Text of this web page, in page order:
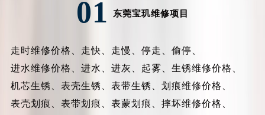
01 东莞宝玑维修项目
走时维修价格、 走快、 走慢、 停走、 偷停、
进水维修价格、 进水、 进灰、 起雾、 生锈维修价格、
机芯生锈、 表壳生锈、 表带生锈、 划痕维修价格、
表壳划痕、 表带划痕、 表蒙划痕、 摔坏维修价格、